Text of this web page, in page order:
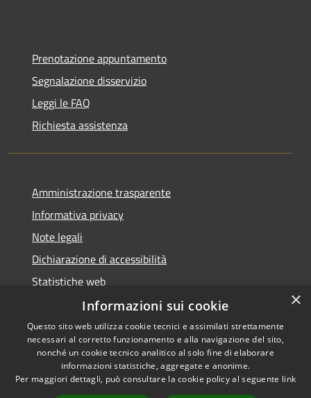
Prenotazione appuntamento
Segnalazione disservizio
Leggi le FAQ
Richiesta assistenza
Amministrazione trasparente
Informativa privacy
Note legali
Dichiarazione di accessibilità
Statistiche web
Accessibilità
Privacy
Copyright © 2026 • Comune di
Buccinasco • Powered by
Municipium•Accesso
×
Informazioni sui cookie
Questo sito web utilizza cookie tecnici e assimilati strettamente
necessari al corretto funzionamento e alla navigazione del sito,
nonché un cookie tecnico analitico al solo fine di elaborare
informazioni statistiche, aggregate e anonime.
Per maggiori dettagli, può consultare la cookie policy al seguente link